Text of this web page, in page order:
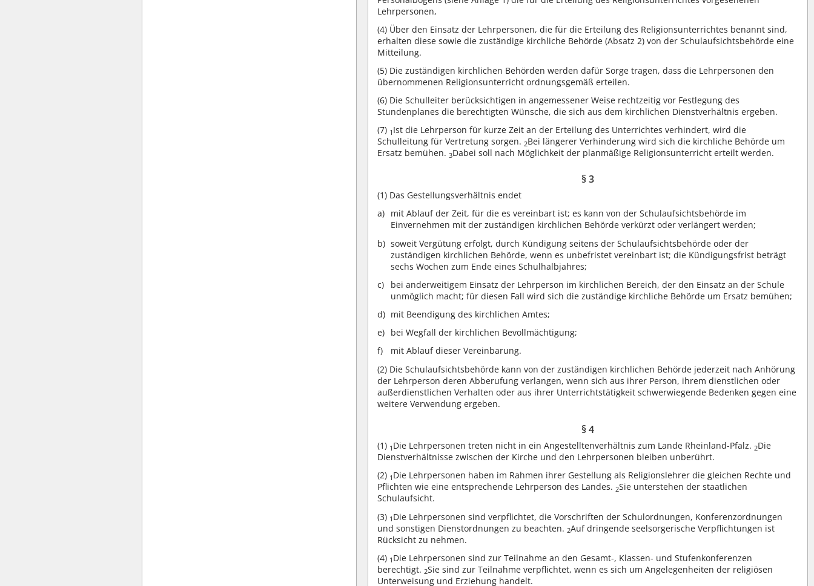
Lehrpersonen,
(4) Über den Einsatz der Lehrpersonen, die für die Erteilung des Religionsunterrichtes benannt sind,
erhalten diese sowie die zuständige kirchliche Behörde (Absatz 2) von der Schulaufsichtsbehörde eine
Mitteilung.
(5) Die zuständigen kirchlichen Behörden werden dafür Sorge tragen, dass die Lehrpersonen den
übernommenen Religionsunterricht ordnungsgemäß erteilen.
(6) Die Schulleiter berücksichtigen in angemessener Weise rechtzeitig vor Festlegung des
Stundenplanes die berechtigten Wünsche, die sich aus dem kirchlichen Dienstverhältnis ergeben.
(7) 1 Ist die Lehrperson für kurze Zeit an der Erteilung des Unterrichtes verhindert, wird die
Schulleitung für Vertretung sorgen. 2Bei längerer Verhinderung wird sich die kirchliche Behörde um
Ersatz bemühen.3Dabei soll nach Möglichkeit der planmäßige Religionsunterricht erteilt werden.
§ 3
(1) Das Gestellungsverhältnis endet
mit Ablauf der Zeit, für die es vereinbart ist; es kann von der Schulaufsichtsbehörde im
Einvernehmen mit der zuständigen kirchlichen Behörde verkürzt oder verlängert werden;
soweit Vergütung erfolgt, durch Kündigung seitens der Schulaufsichtsbehörde oder der
zuständigen kirchlichen Behörde, wenn es unbefristet vereinbart ist; die Kündigungsfrist beträgt
sechs Wochen zum Ende eines Schulhalbjahres;
bei anderweitigem Einsatz der Lehrperson im kirchlichen Bereich, der den Einsatz an der Schule
unmöglich macht; für diesen Fall wird sich die zuständige kirchliche Behörde um Ersatz bemühen;
mit Beendigung des kirchlichen Amtes;
bei Wegfall der kirchlichen Bevollmächtigung;
mit Ablauf dieser Vereinbarung.
(2) Die Schulaufsichtsbehörde kann von der zuständigen kirchlichen Behörde jederzeit nach Anhörung
der Lehrperson deren Abberufung verlangen, wenn sich aus ihrer Person, ihrem dienstlichen oder
außerdienstlichen Verhalten oder aus ihrer Unterrichtstätigkeit schwerwiegende Bedenken gegen eine
weitere Verwendung ergeben.
§ 4
(1) 1 Die Lehrpersonen treten nicht in ein Angestelltenverhältnis zum Lande Rheinland-Pfalz. 2Die
Dienstverhältnisse zwischen der Kirche und den Lehrpersonen bleiben unberührt.
(2) 1 Die Lehrpersonen haben im Rahmen ihrer Gestellung als Religionslehrer die gleichen Rechte und
Pflichten wie eine entsprechende Lehrperson des Landes. 2Sie unterstehen der staatlichen
Schulaufsicht.
(3) 1 Die Lehrpersonen sind verpflichtet, die Vorschriften der Schulordnungen, Konferenzordnungen
und sonstigen Dienstordnungen zu beachten. 2Auf dringende seelsorgerische Verpflichtungen ist
Rücksicht zu nehmen.
(4) 1 Die Lehrpersonen sind zur Teilnahme an den Gesamt-, Klassen- und Stufenkonferenzen
berechtigt. 2Sie sind zur Teilnahme verpflichtet, wenn es sich um Angelegenheiten der religiösen
Unterweisung und Erziehung handelt.